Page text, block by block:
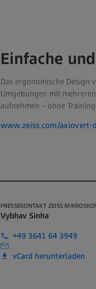
Einfache
Das ergonomische Design
Umgebungen mit
aufnehmen – ohne
www.zeiss.com/axiovert-
PRESSEKONTAKT ZEISS
Vybhav Sinha
+49 3641 64 3949
vCard herunterladen